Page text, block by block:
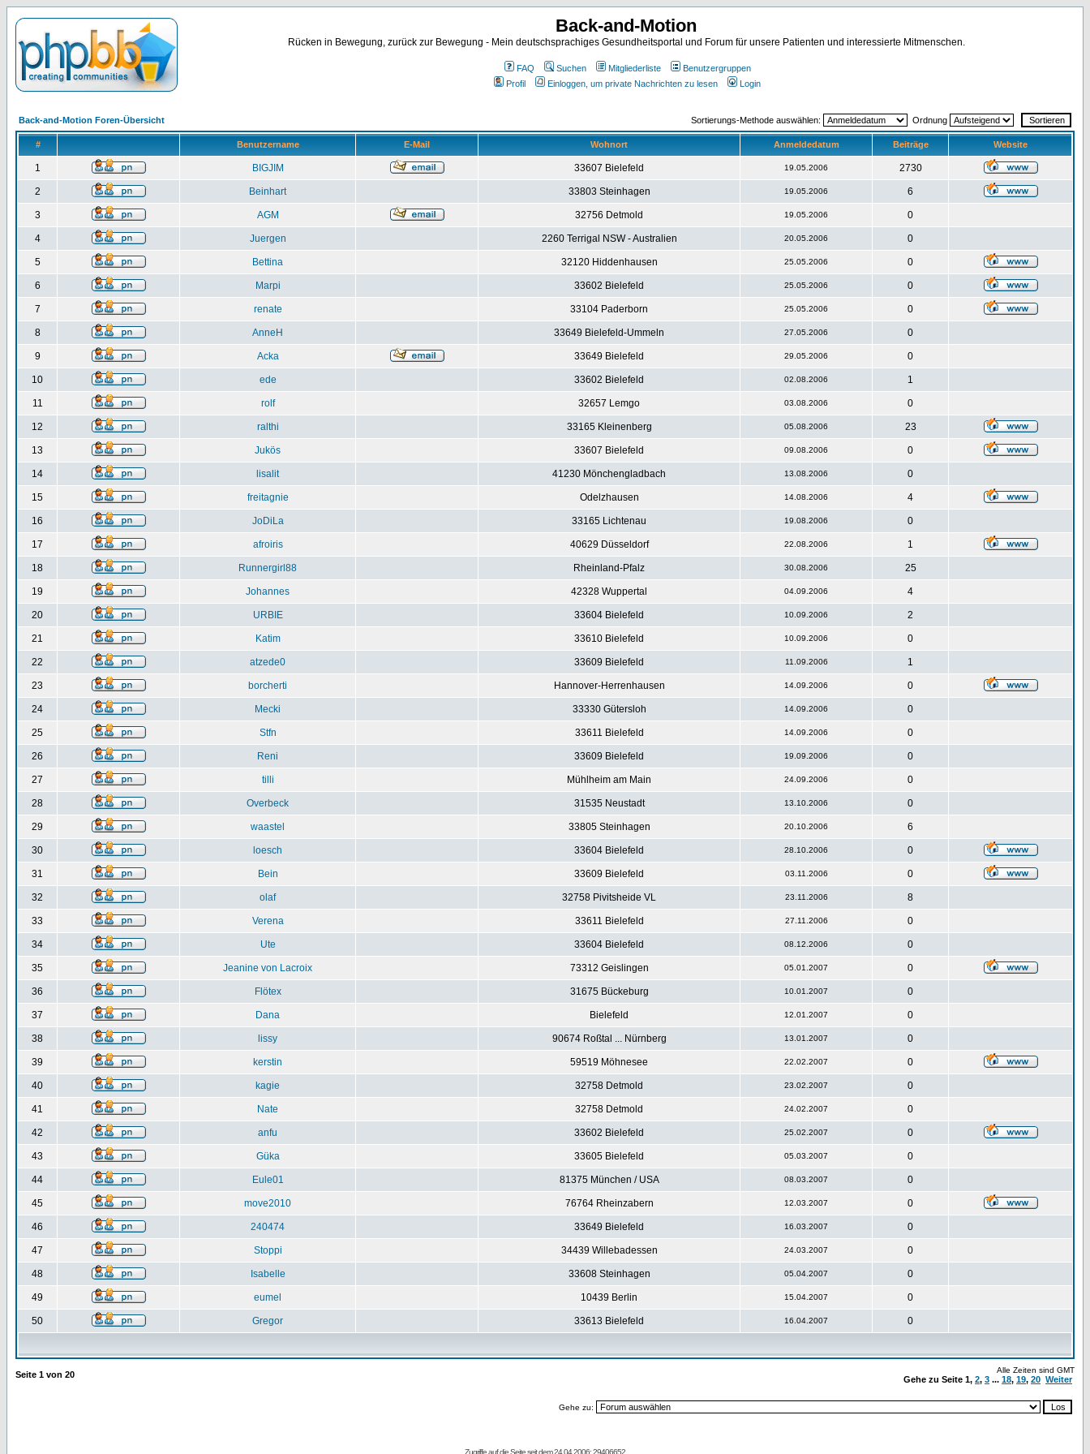
Back-and-Motion
Rücken in Bewegung, zurück zur Bewegung - Mein deutschsprachiges Gesundheitsportal und Forum für unsere Patienten und interessierte Mitmenschen.
FAQ Suchen Mitgliederliste
Benutzergruppen
Profil
Einloggen, um private Nachrichten zu lesen Login
Back-and-Motion Foren-Übersicht Sortierungs-Methode auswählen: Ordnung
# Benutzername E-Mail Wohnort Anmeldedatum Beiträge Website
1 BIGJIM 33607 Bielefeld 19.05.2006 2730
2 Beinhart 33803 Steinhagen 19.05.2006 6
3 AGM 32756 Detmold 19.05.2006 0
4 Juergen 2260 Terrigal NSW - Australien 20.05.2006 0
5 Bettina 32120 Hiddenhausen 25.05.2006 0
6 Marpi 33602 Bielefeld 25.05.2006 0
7 renate 33104 Paderborn 25.05.2006 0
8 AnneH 33649 Bielefeld-Ummeln 27.05.2006 0
9 Acka 33649 Bielefeld 29.05.2006 0
10 ede 33602 Bielefeld 02.08.2006 1
11 rolf 32657 Lemgo 03.08.2006 0
12 ralthi 33165 Kleinenberg 05.08.2006 23
13 Jukös 33607 Bielefeld 09.08.2006 0
14 lisalit 41230 Mönchengladbach 13.08.2006 0
15 freitagnie Odelzhausen 14.08.2006 4
16 JoDiLa 33165 Lichtenau 19.08.2006 0
17 afroiris 40629 Düsseldorf 22.08.2006 1
18 Runnergirl88 Rheinland-Pfalz 30.08.2006 25
19 Johannes 42328 Wuppertal 04.09.2006 4
20 URBIE 33604 Bielefeld 10.09.2006 2
21 Katim 33610 Bielefeld 10.09.2006 0
22 atzede0 33609 Bielefeld 11.09.2006 1
23 borcherti Hannover-Herrenhausen 14.09.2006 0
24 Mecki 33330 Gütersloh 14.09.2006 0
25 Stfn 33611 Bielefeld 14.09.2006 0
26 Reni 33609 Bielefeld 19.09.2006 0
27 tilli Mühlheim am Main 24.09.2006 0
28 Overbeck 31535 Neustadt 13.10.2006 0
29 waastel 33805 Steinhagen 20.10.2006 6
30 loesch 33604 Bielefeld 28.10.2006 0
31 Bein 33609 Bielefeld 03.11.2006 0
32 olaf 32758 Pivitsheide VL 23.11.2006 8
33 Verena 33611 Bielefeld 27.11.2006 0
34 Ute 33604 Bielefeld 08.12.2006 0
35 Jeanine von Lacroix 73312 Geislingen 05.01.2007 0
36 Flötex 31675 Bückeburg 10.01.2007 0
37 Dana Bielefeld 12.01.2007 0
38 lissy 90674 Roßtal ... Nürnberg 13.01.2007 0
39 kerstin 59519 Möhnesee 22.02.2007 0
40 kagie 32758 Detmold 23.02.2007 0
41 Nate 32758 Detmold 24.02.2007 0
42 anfu 33602 Bielefeld 25.02.2007 0
43 Güka 33605 Bielefeld 05.03.2007 0
44 Eule01 81375 München / USA 08.03.2007 0
45 move2010 76764 Rheinzabern 12.03.2007 0
46 240474 33649 Bielefeld 16.03.2007 0
47 Stoppi 34439 Willebadessen 24.03.2007 0
48 Isabelle 33608 Steinhagen 05.04.2007 0
49 eumel 10439 Berlin 15.04.2007 0
50 Gregor 33613 Bielefeld 16.04.2007 0
Seite 1 von 20 Alle Zeiten sind GMT
Gehe zu Seite 1, 2, 3 ... 18, 19, 20 Weiter
Gehe zu:
Zugriffe auf die Seite seit dem 24.04.2006: 29406652